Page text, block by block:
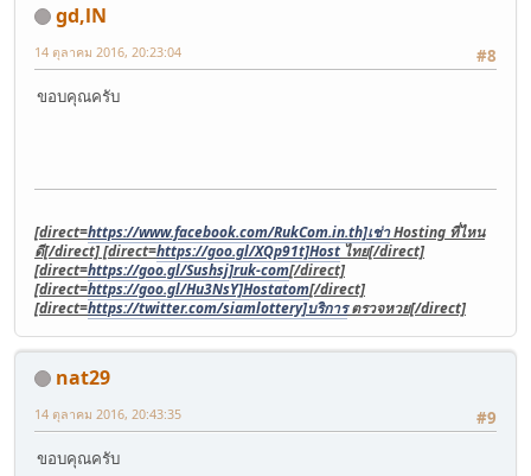
gd,lN
#8
14 ตุลาคม 2016, 20:23:04
ขอบคุณครับ
[direct=https://www.facebook.com/RukCom.in.th]เช่าHosting ที่ไหน
ดี[/direct] [direct=https://goo.gl/XQp91t]Host ไทย[/direct]
[direct=https://goo.gl/Sushsj]ruk-com[/direct]
[direct=https://goo.gl/Hu3NsY]Hostatom[/direct]
[direct=https://twitter.com/siamlottery]บริการตรวจหวย[/direct]
nat29
#9
14 ตุลาคม 2016, 20:43:35
ขอบคุณครับ